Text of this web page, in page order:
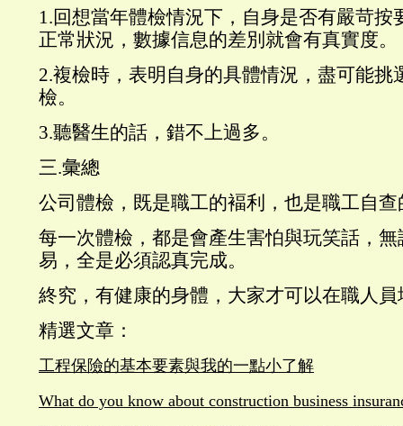
1.回想當年體檢情況下，自身是否有嚴苛按
正常狀況，數據信息的差別就會有真實度。
2.複檢時，表明自身的具體情況，盡可能挑
檢。
3.聽醫生的話，錯不上過多。
三.彙總
公司體檢，既是職工的褔利，也是職工自
每一次體檢，都是會產生害怕與玩笑話，
易，全是必須認真完成。
終究，有健康的身體，大家才可以在職人
精選文章：
工程保險的基本要素與我的一點小了解
What do you know about construction business